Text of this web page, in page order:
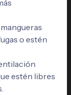
o estén
estén libres